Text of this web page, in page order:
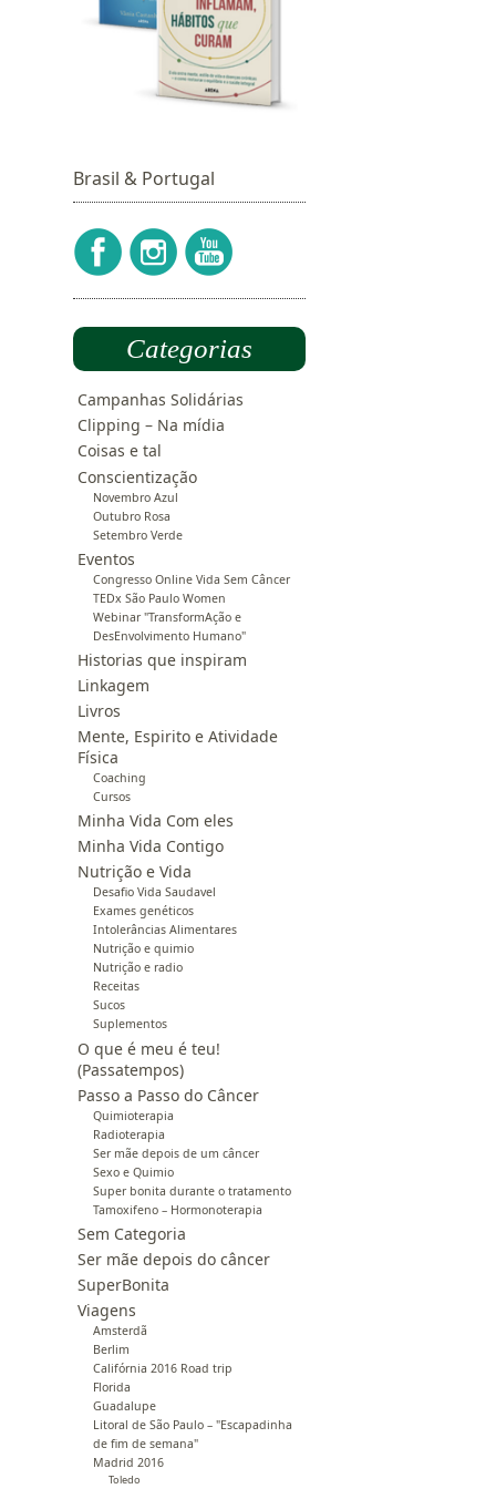
Brasil & Portugal
Categorias
Campanhas Solidárias
Clipping – Na mídia
Coisas e tal
Conscientização
Novembro Azul
Outubro Rosa
Setembro Verde
Eventos
Congresso Online Vida Sem Câncer
TEDx São Paulo Women
Webinar "TransformAção e
DesEnvolvimento Humano"
Historias que inspiram
Linkagem
Livros
Mente, Espirito e Atividade
Física
Coaching
Cursos
Minha Vida Com eles
Minha Vida Contigo
Nutrição e Vida
Desafio Vida Saudavel
Exames genéticos
Intolerâncias Alimentares
Nutrição e quimio
Nutrição e radio
Receitas
Sucos
Suplementos
O que é meu é teu!
(Passatempos)
Passo a Passo do Câncer
Quimioterapia
Radioterapia
Ser mãe depois de um câncer
Sexo e Quimio
Super bonita durante o tratamento
Tamoxifeno – Hormonoterapia
Sem Categoria
Ser mãe depois do câncer
SuperBonita
Viagens
Amsterdã
Berlim
Califórnia 2016 Road trip
Florida
Guadalupe
Litoral de São Paulo – "Escapadinha
de fim de semana"
Madrid 2016
Toledo